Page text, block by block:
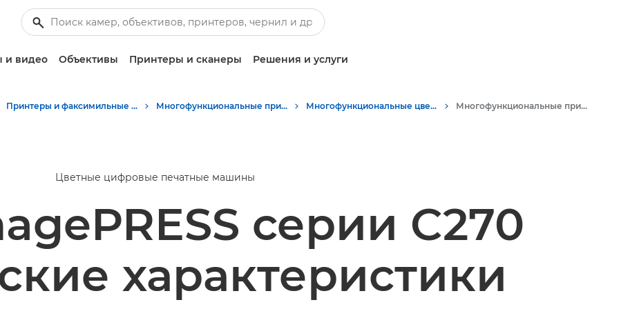
и видео Объективы Принтеры и сканеры Решения и услуги
Принтеры и факсимильные аппараты для бизнеса Многофункциональные принтеры - Принтеры «Все в одном» Многофункциональные цветные принтеры Многофункциональные принтеры Canon imagePRESS серии C270
Цветные цифровые печатные машины
серии C270
характеристики